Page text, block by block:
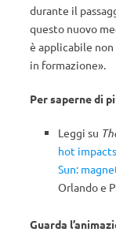
durante il
questo nuovo
è applicabile non
in formazione».
Per saperne di
Leggi su
hot
Sun:
Orlando e
Guarda